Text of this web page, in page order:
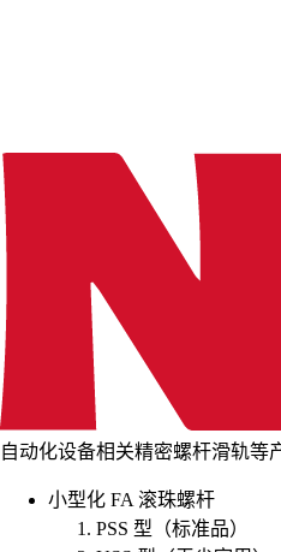
自动化设备相关精密螺杆滑轨等
小型化 FA 滚珠螺杆
PSS 型（标准品）